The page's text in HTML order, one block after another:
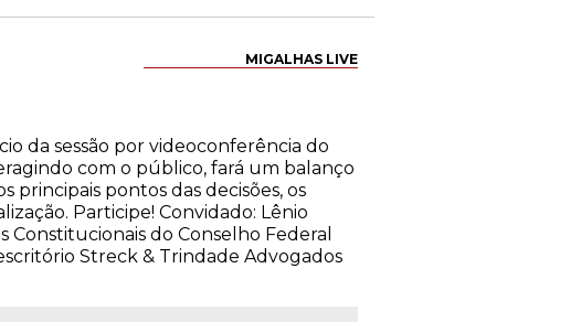
MIGALHAS LIVE
da sessão por videoconferência do
com o público, fará um balanço
principais pontos das decisões, os
Participe! Convidado: Lênio
do Conselho Federal
Streck & Trindade Advogados